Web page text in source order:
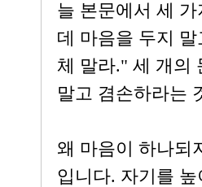
늘 본문에서 세
데 마음을 두지
체 말라." 세 개의
말고 겸손하라는
왜 마음이 하나되
입니다. 자기를